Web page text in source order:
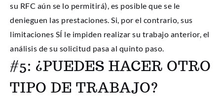
su RFC aún se lo permitirá), es posible que se le
denieguen las prestaciones. Si, por el contrario, sus
limitaciones SÍ le impiden realizar su trabajo anterior, el
análisis de su solicitud pasa al quinto paso.
#5: ¿PUEDES HACER OTRO
TIPO DE TRABAJO?